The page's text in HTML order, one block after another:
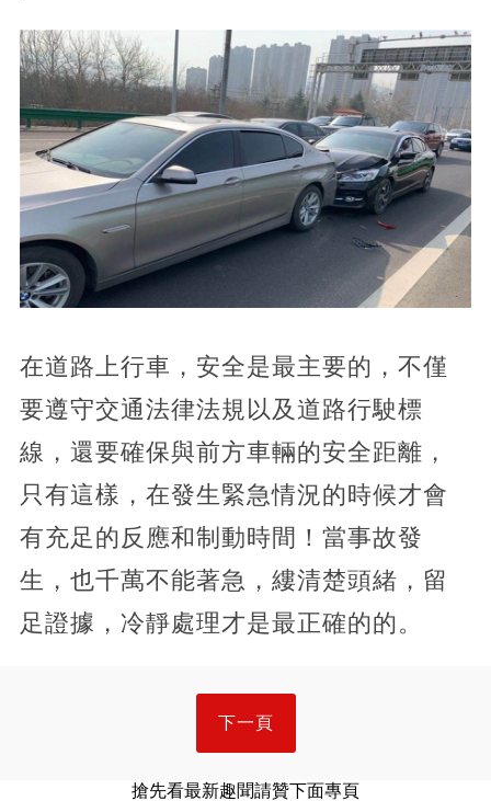
在道路上行車，安全是最主要的，不僅
要遵守交通法律法規以及道路行駛標
線，還要確保與前方車輛的安全距離，
只有這樣，在發生緊急情況的時候才會
有充足的反應和制動時間！當事故發
生，也千萬不能著急，縷清楚頭緒，留
足證據，冷靜處理才是最正確的的。
下一頁
搶先看最新趣聞請贊下面專頁